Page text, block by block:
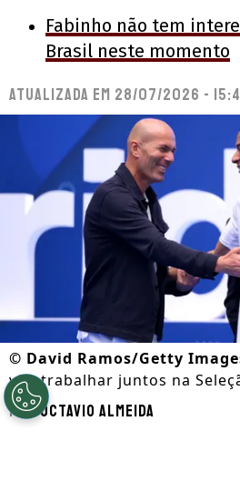
Fabinho não tem
Brasil neste momento
Atualizada em 28/07/2026 -
© David Ramos/Getty
vão trabalhar juntos na
PorOctavio Almeida